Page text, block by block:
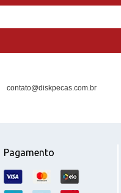
contato@diskpecas.com.br
Pagamento